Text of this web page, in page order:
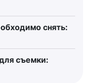
снять:
съемки: